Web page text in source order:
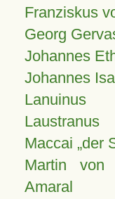
Franziskus
Georg
Johannes
Johannes
Lanuinus
Laustranus
Maccai „der
Martin von
Amaral